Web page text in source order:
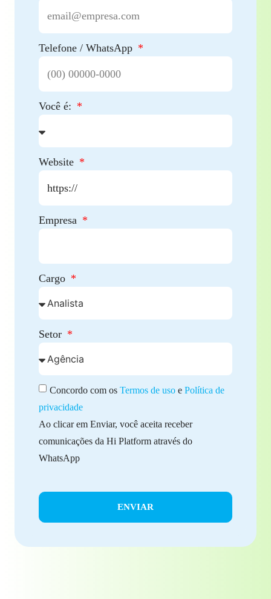
Telefone / WhatsApp
Você é:
Website
Empresa
Cargo
Setor
Concordo com os Termos de uso e Política de
privacidade
Ao clicar em Enviar, você aceita receber
comunicações da Hi Platform através do
WhatsApp
ENVIAR